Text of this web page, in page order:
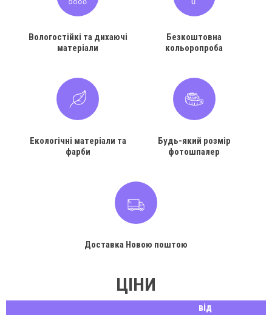
Вологостійкі та дихаючі
матеріали
Безкоштовна
кольоропроба
Екологічні матеріали та
фарби
Будь-який розмір
фотошпалер
Доставка Новою поштою
ЦІНИ
від